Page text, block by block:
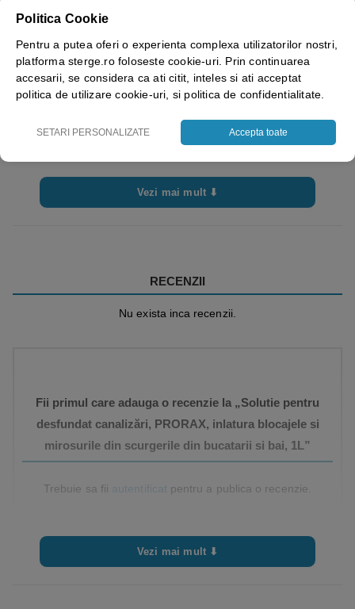
Tip detergent Gata de utilizare
Vezi mai mult ⬇
RECENZII
Nu exista inca recenzii.
Fii primul care adauga o recenzie la „Solutie pentru
desfundat canalizări, PRORAX, inlatura blocajele si
mirosurile din scurgerile din bucatarii si bai, 1L”
Trebuie sa fii autentificat pentru a publica o recenzie.
Vezi mai mult ⬇
Politica Cookie
Pentru a putea oferi o experienta complexa utilizatorilor nostri,
platforma sterge.ro foloseste cookie-uri. Prin continuarea
accesarii, se considera ca ati citit, inteles si ati acceptat
politica de utilizare cookie-uri, si politica de confidentialitate.
SETARI PERSONALIZATE Accepta toate